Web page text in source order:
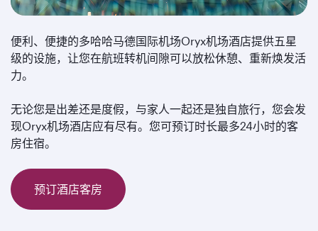
便利、便捷的多哈哈马德国际机场Oryx机场酒店提供五星
级的设施，让您在航班转机间隙可以放松休憩、重新焕发活
力。
无论您是出差还是度假，与家人一起还是独自旅行，您会发
现Oryx机场酒店应有尽有。您可预订时长最多24小时的客
房住宿。
预订酒店客房